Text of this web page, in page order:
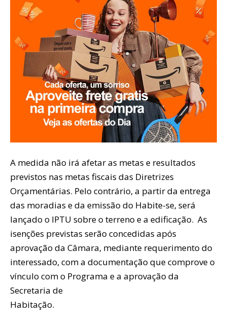
A medida não irá afetar as metas e resultados
previstos nas metas fiscais das Diretrizes
Orçamentárias. Pelo contrário, a partir da entrega
das moradias e da emissão do Habite-se, será
lançado o IPTU sobre o terreno e a edificação. As
isenções previstas serão concedidas após
aprovação da Câmara, mediante requerimento do
interessado, com a documentação que comprove o
vínculo com o Programa e a aprovação da
Secretaria de
Habitação.